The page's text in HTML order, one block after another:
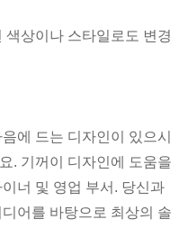
상이나 스타일로도 변경
에 드는 디자인이 있으시
. 기꺼이 디자인에 도움을
너 및 영업 부서. 당신과
어를 바탕으로 최상의 솔